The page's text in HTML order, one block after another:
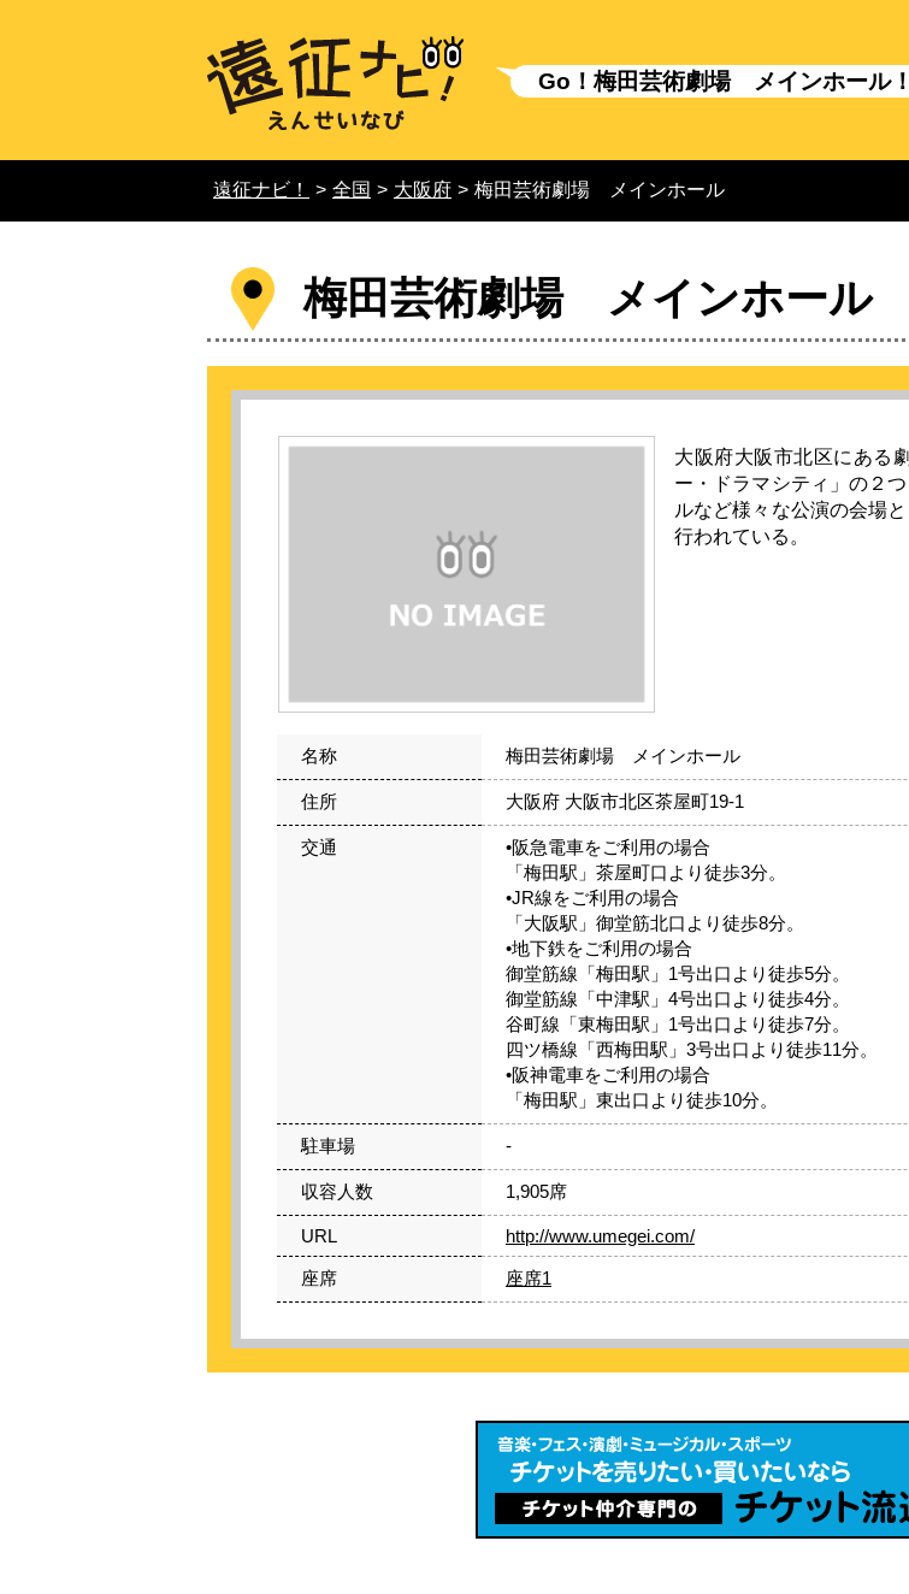
Go！梅田芸術劇場 メインホール
遠征ナビ！ > 全国 > 大阪府 > 梅田芸術劇場 メインホール
梅田芸術劇場 メインホール
大阪府大阪市北区にある
ー・ドラマシティ」の２
ルなど様々な公演の会場
行われている。
名称 梅田芸術劇場 メインホール
住所 大阪府 大阪市北区茶屋町19-1
交通
•阪急電車をご利用の場合
「梅田駅」茶屋町口より徒歩3分。
•JR線をご利用の場合
「大阪駅」御堂筋北口より徒歩8分。
•地下鉄をご利用の場合
御堂筋線「梅田駅」1号出口より徒歩5分。
御堂筋線「中津駅」4号出口より徒歩4分。
谷町線「東梅田駅」1号出口より徒歩7分。
四ツ橋線「西梅田駅」3号出口より徒歩11分。
•阪神電車をご利用の場合
「梅田駅」東出口より徒歩10分。
駐車場 -
収容人数 1,905席
URL http://www.umegei.com/
座席 座席1